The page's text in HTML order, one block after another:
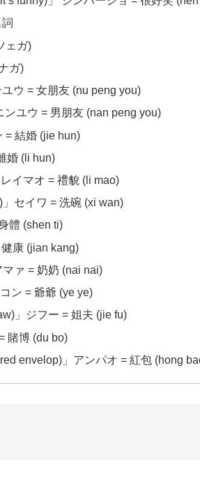
ェガ)
ガ)
ウ = 女朋友 (nu peng you)
ンユウ = 男朋友 (nan peng you)
= 結婚 (jie hun)
婚 (li hun)
イマオ = 禮貌 (li mao)
セイワ = 洗碗 (xi wan)
體 (shen ti)
健康 (jian kang)
マァ = 奶奶 (nai nai)
ン = 爺爺 (ye ye)
」ジフー = 姐夫 (jie fu)
賭博 (du bo)
envelop)」アンパオ = 紅包 (hong